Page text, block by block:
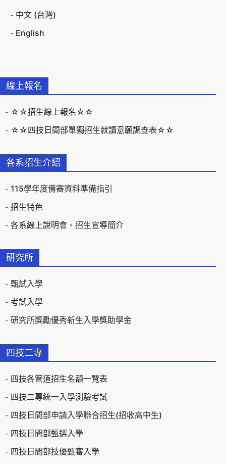
線上報名
☆☆招生線上報名☆☆
☆☆四技日間部單獨招生就讀意願調查表☆☆
各系招生介紹
115學年度備審資料準備指引
招生特色
各系線上說明會、招生宣導簡介
研究所
甄試入學
考試入學
研究所獎勵優秀新生入學獎助學金
四技二專
四技各管道招生名額一覽表
四技二專統一入學測驗考試
四技日間部申請入學聯合招生(招收高中生)
四技日間部甄選入學
四技日間部技優甄審入學
中文 (台灣)
English